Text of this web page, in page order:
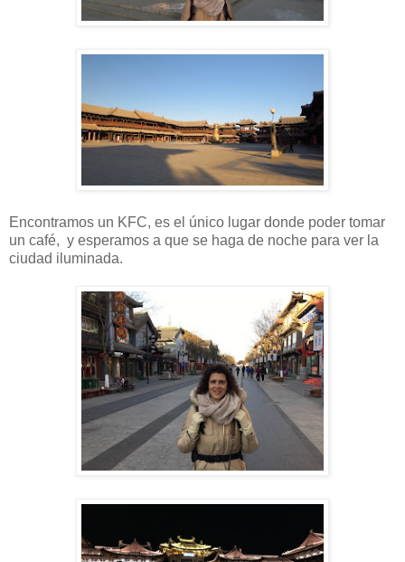
Encontramos un KFC, es el único lugar donde poder tomar
un café, y esperamos a que se haga de noche para ver la
ciudad iluminada.